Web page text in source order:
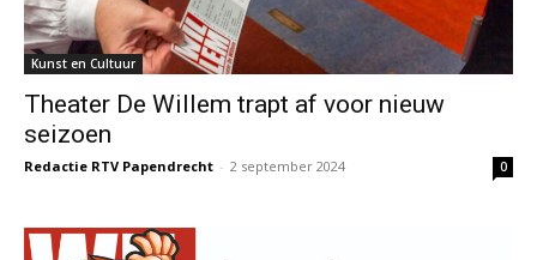
Kunst en Cultuur
Theater De Willem trapt af voor nieuw
seizoen
Redactie RTV Papendrecht - 2 september 2024 0